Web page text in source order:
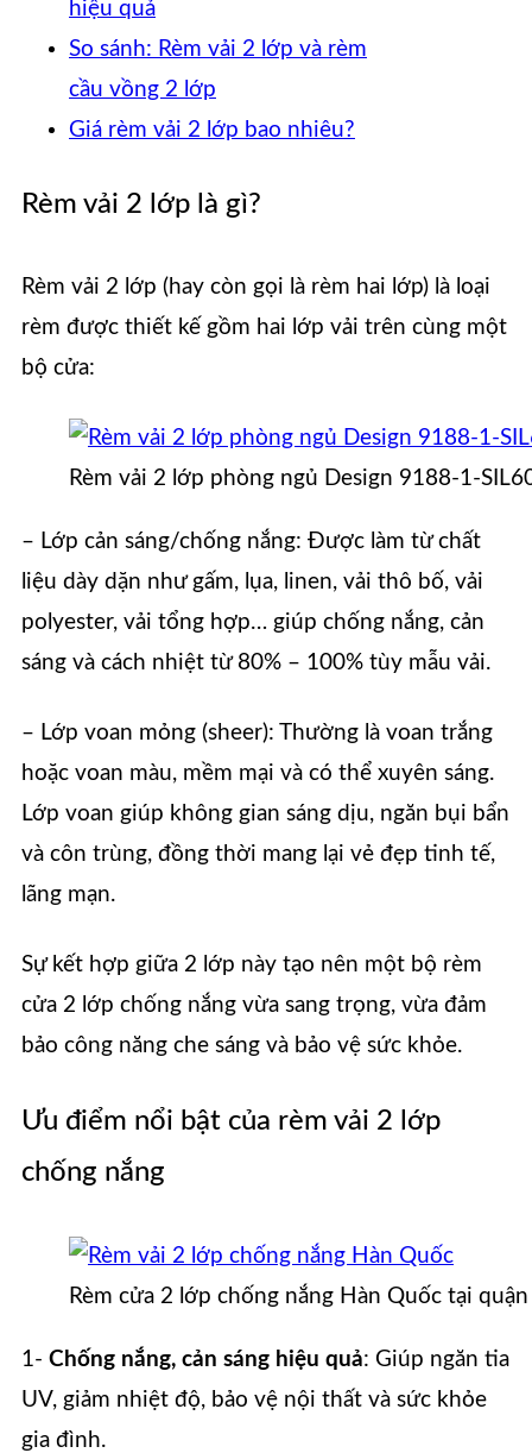
hiệu quả
So sánh: Rèm vải 2 lớp và rèm
cầu vồng 2 lớp
Giá rèm vải 2 lớp bao nhiêu?
Rèm vải 2 lớp là gì?
Rèm vải 2 lớp (hay còn gọi là rèm hai lớp) là loại
rèm được thiết kế gồm hai lớp vải trên cùng một
bộ cửa:
Rèm vải 2 lớp phòng ngủ Design 9188-1-
– Lớp cản sáng/chống nắng: Được làm từ chất
liệu dày dặn như gấm, lụa, linen, vải thô bố, vải
polyester, vải tổng hợp… giúp chống nắng, cản
sáng và cách nhiệt từ 80% – 100% tùy mẫu vải.
– Lớp voan mỏng (sheer): Thường là voan trắng
hoặc voan màu, mềm mại và có thể xuyên sáng.
Lớp voan giúp không gian sáng dịu, ngăn bụi bẩn
và côn trùng, đồng thời mang lại vẻ đẹp tinh tế,
lãng mạn.
Sự kết hợp giữa 2 lớp này tạo nên một bộ rèm
cửa 2 lớp chống nắng vừa sang trọng, vừa đảm
bảo công năng che sáng và bảo vệ sức khỏe.
Ưu điểm nổi bật của rèm vải 2 lớp
chống nắng
Rèm cửa 2 lớp chống nắng Hàn Quốc tại
1- Chống nắng, cản sáng hiệu quả: Giúp ngăn tia
UV, giảm nhiệt độ, bảo vệ nội thất và sức khỏe
gia đình.